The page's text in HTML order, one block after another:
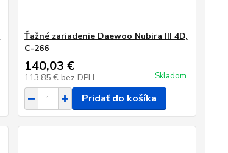
Ťažné zariadenie Daewoo Nubira III 4D,
C-266
140,03 €
113,85 € bez DPH Skladom
Pridať do košíka